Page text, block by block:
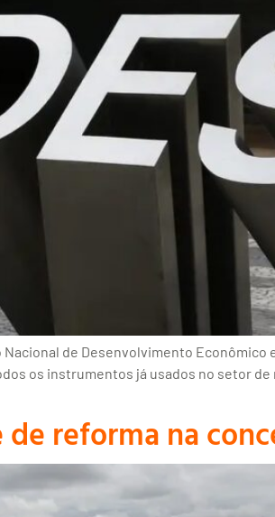
de Desenvolvimento Econômico
os instrumentos já usados no setor
reforma na